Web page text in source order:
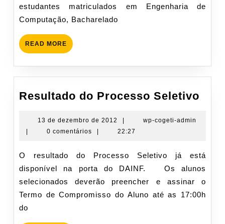
estudantes matriculados em Engenharia de
Computação, Bacharelado
READ MORE READ
MORE
Resultado do Processo Seletivo
13 de dezembro de 2012
13
de
de
| wp-cogeti-admin
| 0 comentários | 22:27
O resultado do Processo Seletivo já está
disponível na porta do DAINF. Os alunos
selecionados deverão preencher e assinar o
Termo de Compromisso do Aluno até as 17:00h
do